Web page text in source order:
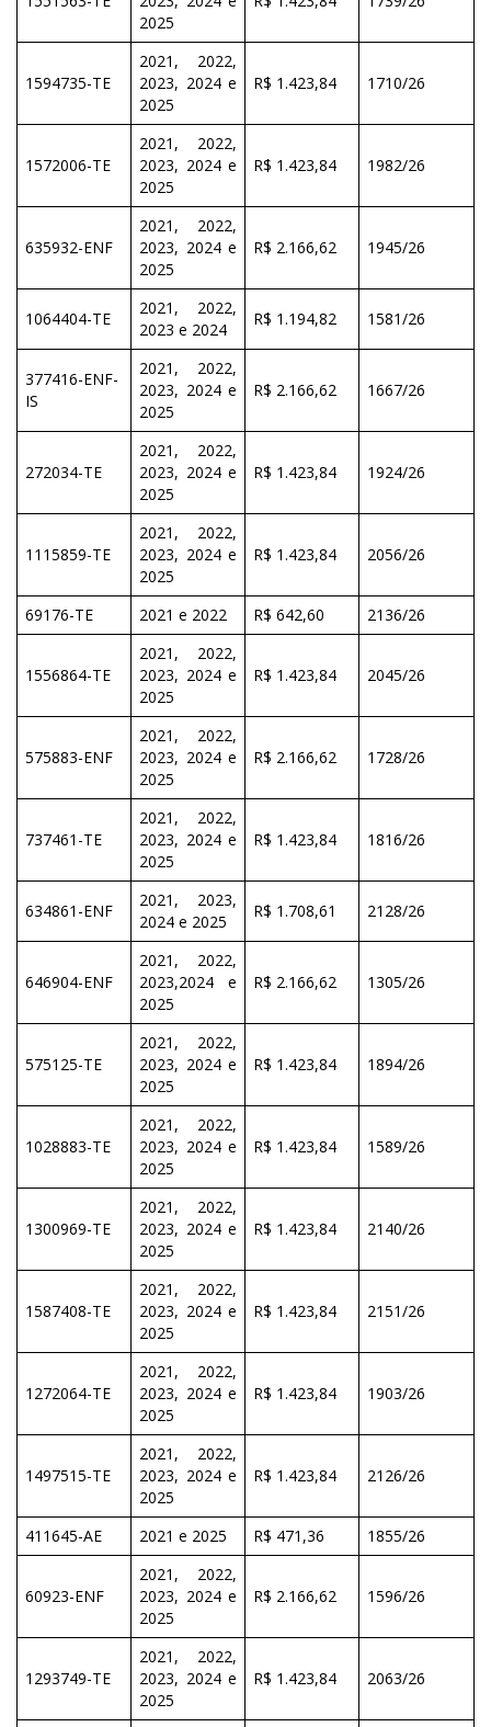
2025
1594735-TE
2021, 2022,
2023, 2024 e
2025
R$ 1.423,84 1710/26
1572006-TE
2021, 2022,
2023, 2024 e
2025
R$ 1.423,84 1982/26
635932-ENF
2021, 2022,
2023, 2024 e
2025
R$ 2.166,62 1945/26
1064404-TE
2021, 2022,
2023 e 2024
R$ 1.194,82 1581/26
377416-ENF-
IS
2021, 2022,
2023, 2024 e
2025
R$ 2.166,62 1667/26
272034-TE
2021, 2022,
2023, 2024 e
2025
R$ 1.423,84 1924/26
1115859-TE
2021, 2022,
2023, 2024 e
2025
R$ 1.423,84 2056/26
69176-TE 2021 e 2022 R$ 642,60 2136/26
1556864-TE
2021, 2022,
2023, 2024 e
2025
R$ 1.423,84 2045/26
575883-ENF
2021, 2022,
2023, 2024 e
2025
R$ 2.166,62 1728/26
737461-TE
2021, 2022,
2023, 2024 e
2025
R$ 1.423,84 1816/26
634861-ENF
2021, 2023,
2024 e 2025
R$ 1.708,61 2128/26
646904-ENF
2021, 2022,
2023,2024 e
2025
R$ 2.166,62 1305/26
575125-TE
2021, 2022,
2023, 2024 e
2025
R$ 1.423,84 1894/26
1028883-TE
2021, 2022,
2023, 2024 e
2025
R$ 1.423,84 1589/26
1300969-TE
2021, 2022,
2023, 2024 e
2025
R$ 1.423,84 2140/26
1587408-TE
2021, 2022,
2023, 2024 e
2025
R$ 1.423,84 2151/26
1272064-TE
2021, 2022,
2023, 2024 e
2025
R$ 1.423,84 1903/26
1497515-TE
2021, 2022,
2023, 2024 e
2025
R$ 1.423,84 2126/26
411645-AE 2021 e 2025 R$ 471,36 1855/26
60923-ENF
2021, 2022,
2023, 2024 e
2025
R$ 2.166,62 1596/26
1293749-TE
2021, 2022,
2023, 2024 e
2025
R$ 1.423,84 2063/26